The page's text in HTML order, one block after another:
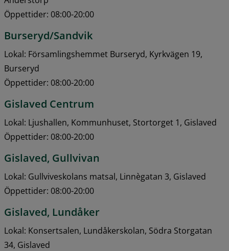
Öppettider: 08:00-20:00
Burseryd/Sandvik
Lokal: Församlingshemmet Burseryd, Kyrkvägen 19,
Burseryd
Öppettider: 08:00-20:00
Gislaved Centrum
Lokal: Ljushallen, Kommunhuset, Stortorget 1, Gislaved
Öppettider: 08:00-20:00
Gislaved, Gullvivan
Lokal: Gullviveskolans matsal, Linnègatan 3, Gislaved
Öppettider: 08:00-20:00
Gislaved, Lundåker
Lokal: Konsertsalen, Lundåkerskolan, Södra Storgatan
34, Gislaved